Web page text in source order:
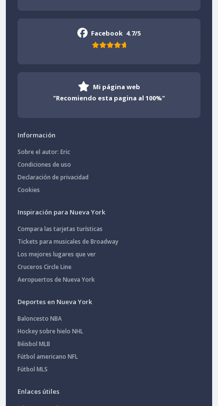
Facebook 4.7/5
Mi página web
"Recomiendo esta pagina al 100%"
Información
Sobre el autor: Eric
Condiciones de uso
Declaración de privacidad
Cookies
Inspiración para Nueva York
Compara las tarjetas turísticas
Tickets para musicales de Broadway
Los mejores lugares que ver
Cruceros Circle Line
Aeropuertos de Nueva York
Deportes en Nueva York
Baloncesto NBA
Hockey sobre hielo NHL
Béisbol MLB
Fútbol americano NFL
Fútbol MLS
Enlaces útiles